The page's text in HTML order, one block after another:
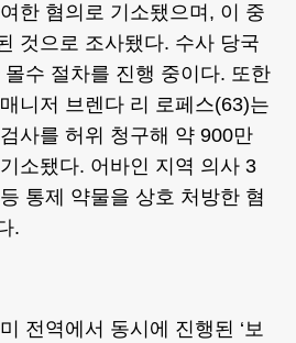
한 혐의로 기소됐으며, 이 중
것으로 조사됐다. 수사 당국
수 절차를 진행 중이다. 또한
니저 브렌다 리 로페스(63)는
사를 허위 청구해 약 900만
소됐다. 어바인 지역 의사 3
통제 약물을 상호 처방한 혐
.
전역에서 동시에 진행된 ‘보